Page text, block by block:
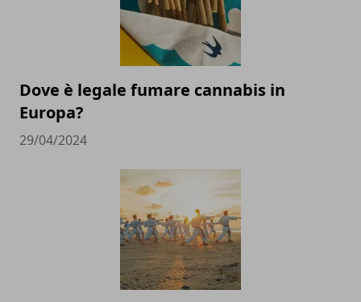
Dove è legale fumare cannabis in
Europa?
29/04/2024